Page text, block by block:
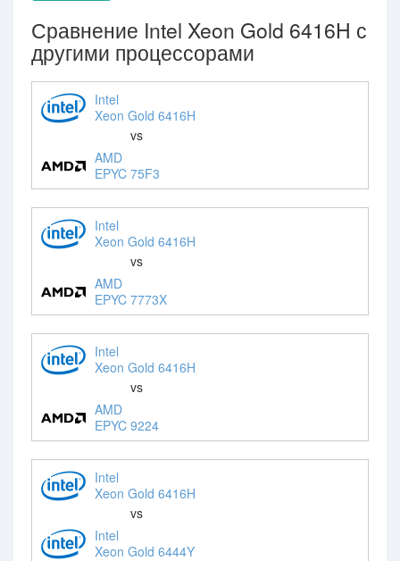
Сравнение Intel Xeon Gold 6416H с
другими процессорами
Intel
Xeon Gold 6416H
vs
AMD
EPYC 75F3
Intel
Xeon Gold 6416H
vs
AMD
EPYC 7773X
Intel
Xeon Gold 6416H
vs
AMD
EPYC 9224
Intel
Xeon Gold 6416H
vs
Intel
Xeon Gold 6444Y